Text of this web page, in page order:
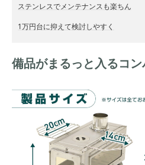
ステンレスでメンテナンスも楽ちん
1万円台に抑えて検討しやすく
備品がまるっと入るコ